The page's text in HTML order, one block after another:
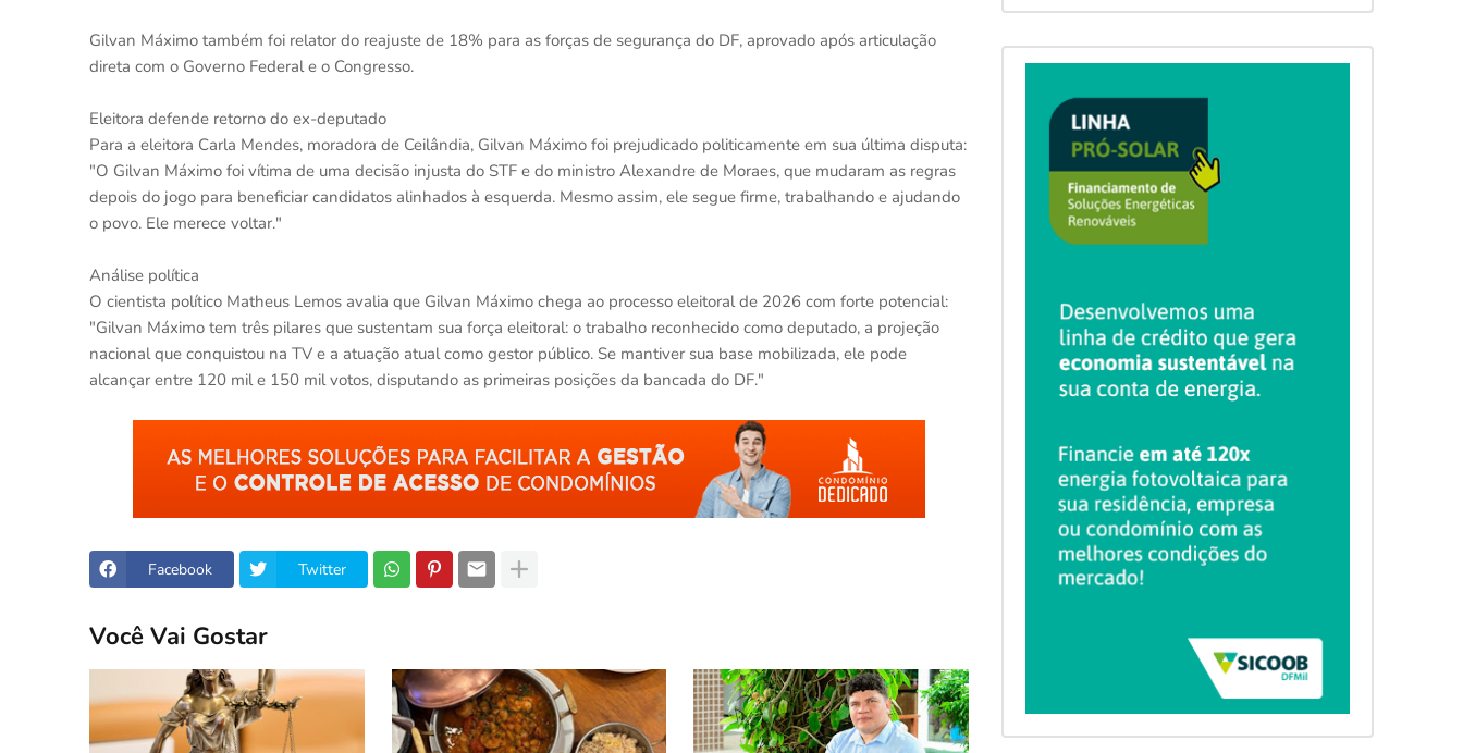
Gilvan Máximo também foi relator do reajuste de 18% para as forças de segurança do DF, aprovado após articulação
direta com o Governo Federal e o Congresso.
Eleitora defende retorno do ex-deputado
Para a eleitora Carla Mendes, moradora de Ceilândia, Gilvan Máximo foi prejudicado politicamente em sua última disputa:
"O Gilvan Máximo foi vítima de uma decisão injusta do STF e do ministro Alexandre de Moraes, que mudaram as regras
depois do jogo para beneficiar candidatos alinhados à esquerda. Mesmo assim, ele segue firme, trabalhando e ajudando
o povo. Ele merece voltar."
Análise política
O cientista político Matheus Lemos avalia que Gilvan Máximo chega ao processo eleitoral de 2026 com forte potencial:
"Gilvan Máximo tem três pilares que sustentam sua força eleitoral: o trabalho reconhecido como deputado, a projeção
nacional que conquistou na TV e a atuação atual como gestor público. Se mantiver sua base mobilizada, ele pode
alcançar entre 120 mil e 150 mil votos, disputando as primeiras posições da bancada do DF."
Facebook Twitter
Você Vai Gostar